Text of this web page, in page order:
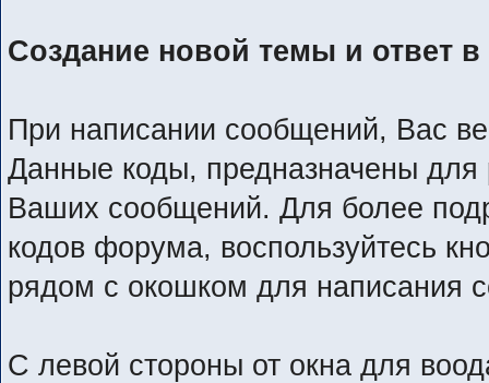
Создание новой темы и ответ в
При написании сообщений, Вас
Данные коды, предназначены для
Ваших сообщений. Для более
кодов форума, воспользуйтесь
рядом с окошком для написания
С левой стороны от окна для